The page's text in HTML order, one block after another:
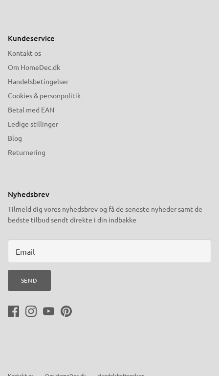
Kundeservice
Kontakt os
Om HomeDec.dk
Handelsbetingelser
Cookies & personpolitik
Betal med EAN
Ledige stillinger
Blog
Returnering
Nyhedsbrev
Tilmeld dig vores nyhedsbrev og få de seneste nyheder samt de
bedste tilbud sendt direkte i din indbakke
SEND